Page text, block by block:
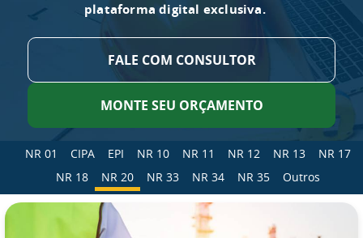
plataforma digital exclusiva.
FALE COM CONSULTOR
MONTE SEU ORÇAMENTO
NR 01 CIPA EPI NR 10 NR 11 NR 12 NR 13
NR 17
NR 18
NR 20 NR 33 NR 34 NR 35 Outros